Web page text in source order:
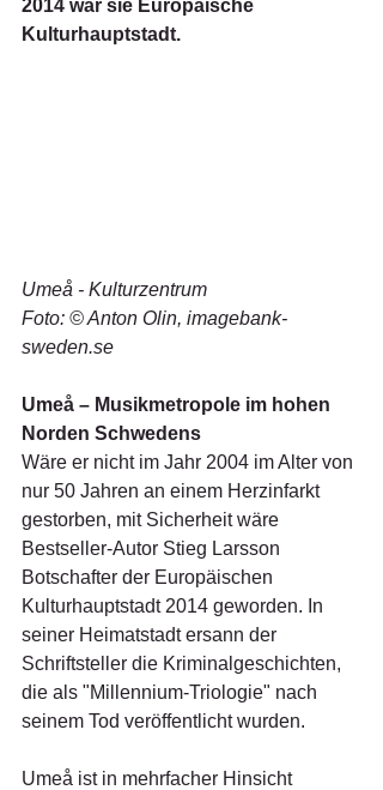
2014 war sie Europäische
Kulturhauptstadt.
Umeå - Kulturzentrum
Foto: © Anton Olin, imagebank-
sweden.se
Umeå – Musikmetropole im hohen
Norden Schwedens
Wäre er nicht im Jahr 2004 im Alter von
nur 50 Jahren an einem Herzinfarkt
gestorben, mit Sicherheit wäre
Bestseller-Autor Stieg Larsson
Botschafter der Europäischen
Kulturhauptstadt 2014 geworden. In
seiner Heimatstadt ersann der
Schriftsteller die Kriminalgeschichten,
die als "Millennium-Triologie" nach
seinem Tod veröffentlicht wurden.
Umeå ist in mehrfacher Hinsicht